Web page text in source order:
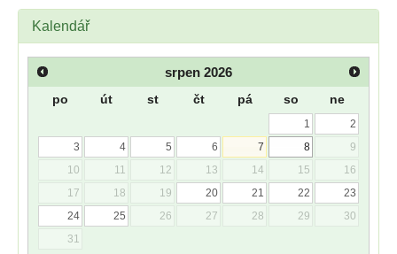
Kalendář
srpen 2026
po út st čt pá so ne
1
2
3
4 5 6 7 8
9
10
11 12 13 14 15
16
17
18 19 20 21 22
23
24
25 26 27 28 29
30
31